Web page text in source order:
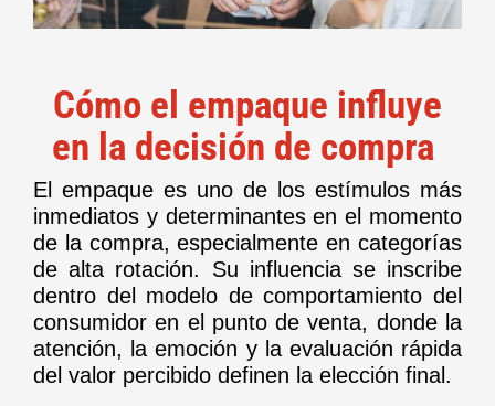
Cómo el empaque influye
en la decisión de compra
El empaque es uno de los estímulos más
inmediatos y determinantes en el momento
de la compra, especialmente en categorías
de alta rotación. Su influencia se inscribe
dentro del modelo de comportamiento del
consumidor en el punto de venta, donde la
atención, la emoción y la evaluación rápida
del valor percibido definen la elección final.